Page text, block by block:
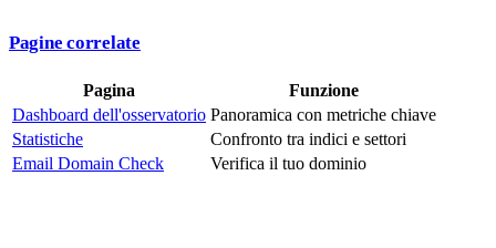
Pagine correlate
Pagina
Funzione
Dashboard dell'osservatorio Panoramica con metriche chiave
Statistiche
Confronto tra indici e settori
Email Domain Check
Verifica il tuo dominio